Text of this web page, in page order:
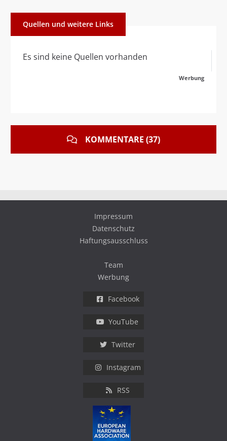
Quellen und weitere Links
Es sind keine Quellen vorhanden
Werbung
KOMMENTARE (37)
Impressum
Datenschutz
Haftungsausschluss
Team
Werbung
Facebook
YouTube
Twitter
Instagram
RSS